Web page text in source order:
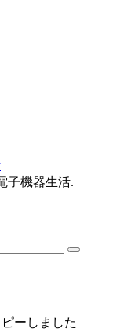
子機器生活.
ーしました